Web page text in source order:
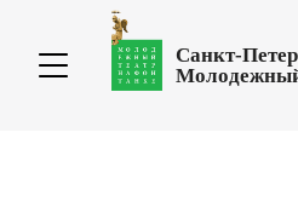
Санкт-